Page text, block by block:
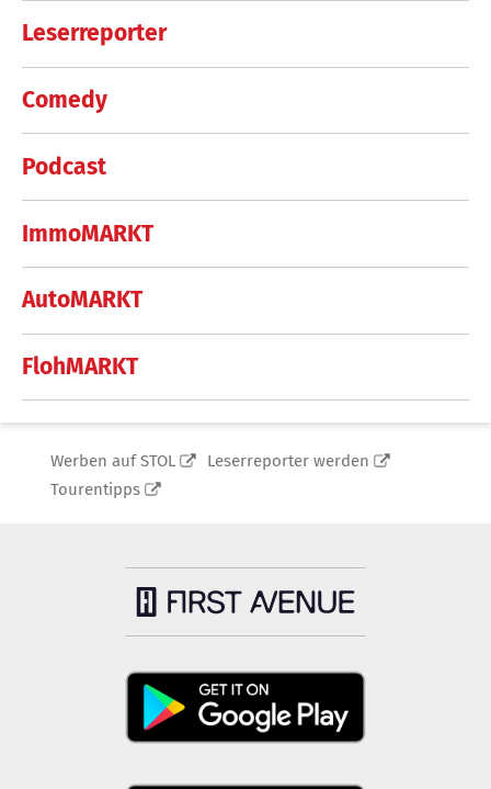
Leserreporter
Comedy
Podcast
ImmoMARKT
AutoMARKT
FlohMARKT
Werben auf STOL
Leserreporter werden
Tourentipps